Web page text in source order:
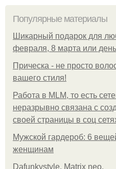
Популярные материалы
Шикарный подарок для
февраля, 8 марта или
Прическа - не просто
вашего стиля!
Работа в MLM, то есть
неразрывно связана с
своей страницы в соц
Мужской гардероб: 6
женщинам
Dafunkystyle. Matrix neo.